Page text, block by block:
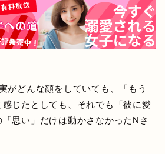
がどんな顔をしていても、「もう
じたとしても、それでも「彼に愛
思い」だけは動かさなかったNさ